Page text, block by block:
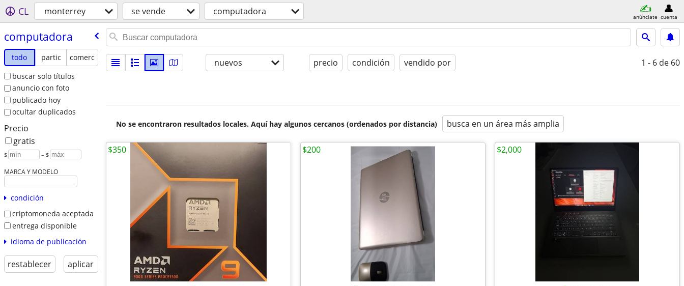
CL monterrey se vende computadora anúnciate cuenta
computadora
todo partic
comerc
buscar solo títulos
anuncio con foto
publicado hoy
ocultar duplicados
Precio
gratis
$ – $
MARCA Y MODELO
condición
criptomoneda aceptada
entrega disponible
idioma de publicación
restablecer aplicar
nuevos precio condición vendido por 1 - 6 de 60
No se encontraron resultados locales. Aquí hay algunos cercanos (ordenados por distancia) busca en un área más amplia
$350 $200 $2,000